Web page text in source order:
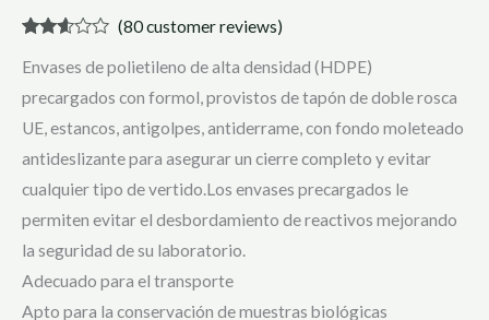
2.53
5
on
customer
ratings
(80customer reviews)
Envases de polietileno de alta densidad (HDPE)
precargados con formol, provistos de tapón de doble rosca
UE, estancos, antigolpes, antiderrame, con fondo moleteado
antideslizante para asegurar un cierre completo y evitar
cualquier tipo de vertido.Los envases precargados le
permiten evitar el desbordamiento de reactivos mejorando
la seguridad de su laboratorio.
Adecuado para el transporte
Apto para la conservación de muestras biológicas